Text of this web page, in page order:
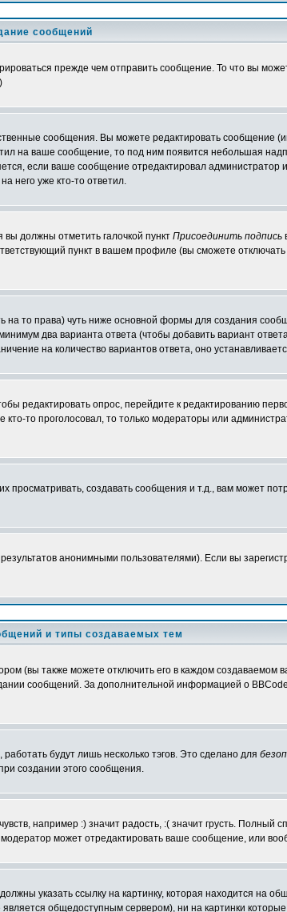
сообщений
прежде чем отправить сообщение. То что вы
)
сообщения. Вы можете редактировать сообщение
на ваше сообщение, то под ним появится небольшая
если ваше сообщение отредактировал администратор
него уже кто-то ответил.
должны отметить галочкой пункт Присоединить подпись
пункт в вашем профиле (вы сможете
на то права) чуть ниже основной формы для создания
два варианта ответа (чтобы добавить вариант
на количество вариантов ответа, оно
редактировать опрос, перейдите к редактированию
то проголосовал, то только модераторы или
создавать сообщения и т.д., вам может
анонимными пользователями). Если вы
и типы создаваемых тем
(вы также можете отключить его в каждом создаваемом
сообщений. За дополнительной информацией о
будут лишь несколько тэгов. Это сделано для
создании этого сообщения.
например :) значит радость, :( значит грусть. Полный
может отредактировать ваше сообщение, или
указать ссылку на картинку, которая находится на
общедоступным сервером), ни на картинки